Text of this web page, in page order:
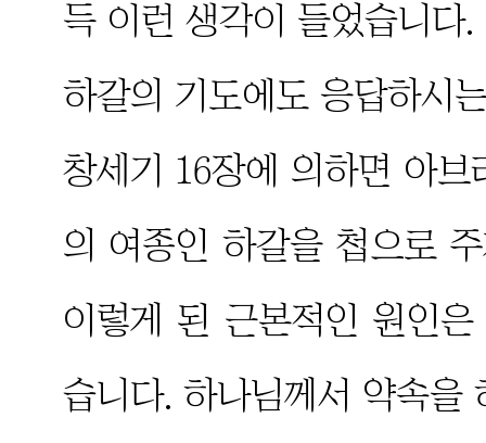
득 이런 생각이 들었습니다.
하갈의 기도에도 응답하시
창세기 16장에 의하면 아
의 여종인 하갈을 첩으로
이렇게 된 근본적인 원인
습니다. 하나님께서 약속을